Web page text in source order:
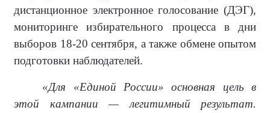
дистанционное электронное голосование (ДЭГ),
мониторинге избирательного процесса в дни
выборов 18-20 сентября, а также обмене опытом
подготовки наблюдателей.
«Для «Единой России» основная цель в
этой кампании — легитимный результат.